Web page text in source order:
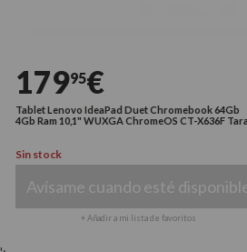
17995€
Tablet Lenovo IdeaPad Duet Chromebook 64Gb
4Gb Ram 10,1" WUXGA ChromeOS CT-X636F Tara
Sin stock
Avísame cuando esté disponible
+ Añadir a mi lista de favoritos